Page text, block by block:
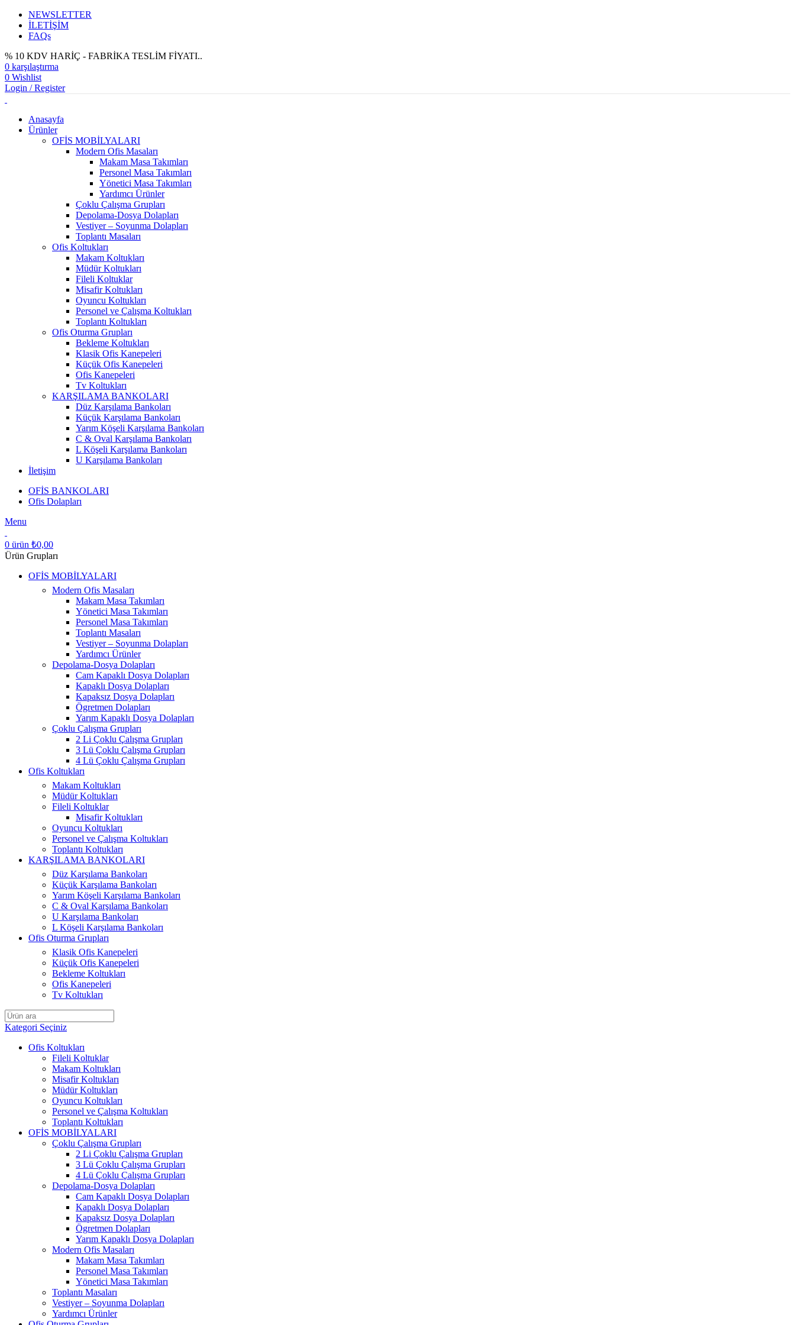
NEWSLETTER
İLETİŞİM
FAQs
% 10 KDV HARİÇ - FABRİKA TESLİM FİYATI..
0 karşılaştırma
0 Wishlist
Login / Register
Anasayfa
Ürünler
OFİS MOBİLYALARI
Modern Ofis Masaları
Makam Masa Takımları
Personel Masa Takımları
Yönetici Masa Takımları
Yardımcı Ürünler
Çoklu Çalışma Grupları
Depolama-Dosya Dolapları
Vestiyer – Soyunma Dolapları
Toplantı Masaları
Ofis Koltukları
Makam Koltukları
Müdür Koltukları
Fileli Koltuklar
Misafir Koltukları
Oyuncu Koltukları
Personel ve Çalışma Koltukları
Toplantı Koltukları
Ofis Oturma Grupları
Bekleme Koltukları
Klasik Ofis Kanepeleri
Küçük Ofis Kanepeleri
Ofis Kanepeleri
Tv Koltukları
KARŞILAMA BANKOLARI
Düz Karşılama Bankoları
Küçük Karşılama Bankoları
Yarım Köşeli Karşılama Bankoları
C & Oval Karşılama Bankoları
L Köşeli Karşılama Bankoları
U Karşılama Bankoları
İletişim
OFİS BANKOLARI
Ofis Dolapları
Menu
0 ürün ₺0,00
Ürün Grupları
OFİS MOBİLYALARI
Modern Ofis Masaları
Makam Masa Takımları
Yönetici Masa Takımları
Personel Masa Takımları
Toplantı Masaları
Vestiyer – Soyunma Dolapları
Yardımcı Ürünler
Depolama-Dosya Dolapları
Cam Kapaklı Dosya Dolapları
Kapaklı Dosya Dolapları
Kapaksız Dosya Dolapları
Ögretmen Dolapları
Yarım Kapaklı Dosya Dolapları
Çoklu Çalışma Grupları
2 Li Çoklu Çalışma Grupları
3 Lü Çoklu Çalışma Grupları
4 Lü Çoklu Çalışma Grupları
Ofis Koltukları
Makam Koltukları
Müdür Koltukları
Fileli Koltuklar
Misafir Koltukları
Oyuncu Koltukları
Personel ve Çalışma Koltukları
Toplantı Koltukları
KARŞILAMA BANKOLARI
Düz Karşılama Bankoları
Küçük Karşılama Bankoları
Yarım Köşeli Karşılama Bankoları
C & Oval Karşılama Bankoları
U Karşılama Bankoları
L Köşeli Karşılama Bankoları
Ofis Oturma Grupları
Klasik Ofis Kanepeleri
Küçük Ofis Kanepeleri
Bekleme Koltukları
Ofis Kanepeleri
Tv Koltukları
Kategori Seçiniz
Ofis Koltukları
Fileli Koltuklar
Makam Koltukları
Misafir Koltukları
Müdür Koltukları
Oyuncu Koltukları
Personel ve Çalışma Koltukları
Toplantı Koltukları
OFİS MOBİLYALARI
Çoklu Çalışma Grupları
2 Li Çoklu Çalışma Grupları
3 Lü Çoklu Çalışma Grupları
4 Lü Çoklu Çalışma Grupları
Depolama-Dosya Dolapları
Cam Kapaklı Dosya Dolapları
Kapaklı Dosya Dolapları
Kapaksız Dosya Dolapları
Ögretmen Dolapları
Yarım Kapaklı Dosya Dolapları
Modern Ofis Masaları
Makam Masa Takımları
Personel Masa Takımları
Yönetici Masa Takımları
Toplantı Masaları
Vestiyer – Soyunma Dolapları
Yardımcı Ürünler